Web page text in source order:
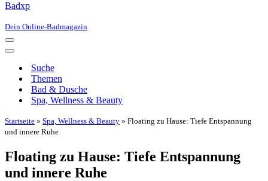
Badxp
Dein Online-Badmagazin
Navigationsmenü
Navigationsmenü
Suche
Themen
Bad & Dusche
Spa, Wellness & Beauty
Startseite » Spa, Wellness & Beauty » Floating zu Hause: Tiefe Entspannung
und innere Ruhe
Floating zu Hause: Tiefe Entspannung
und innere Ruhe